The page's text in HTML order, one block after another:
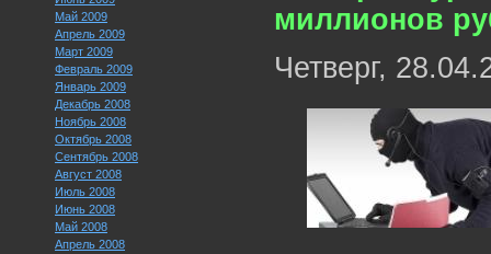
Май 2009
Апрель 2009
Март 2009
Февраль 2009
Январь 2009
Декабрь 2008
Ноябрь 2008
Октябрь 2008
Сентябрь 2008
Август 2008
Июль 2008
Июнь 2008
Май 2008
Апрель 2008
миллионов
Четверг,